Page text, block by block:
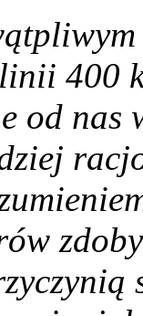
400
od nas